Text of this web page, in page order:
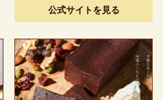
公式サイトを見る